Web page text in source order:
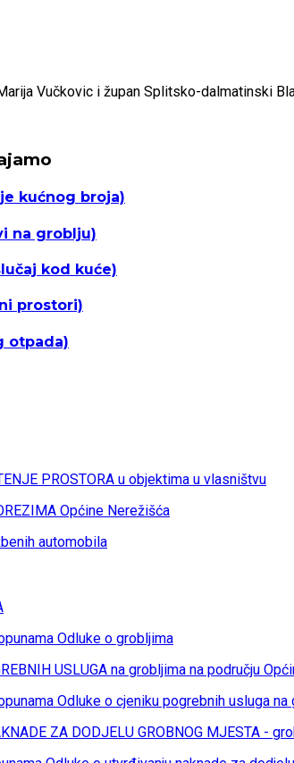
Vučkovic i župan Splitsko-dalmatinski
kućnog broja)
na groblju)
kod kuće)
prostori)
otpada)
PROSTORA u objektima u vlasništvu
Općine Nerežišća
automobila
Odluke o grobljima
USLUGA na grobljima na području
Odluke o cjeniku pogrebnih usluga
ZA DODJELU GROBNOG MJESTA -